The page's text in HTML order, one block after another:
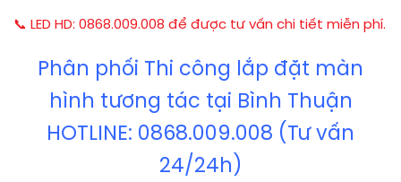
📞 LED HD: 0868.009.008 để được tư vấn chi tiết miễn phí.
Phân phối Thi công lắp đặt màn
hình tương tác tại Bình Thuận
HOTLINE: 0868.009.008 (Tư vấn
24/24h)